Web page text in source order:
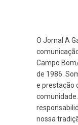
O Jornal A
Campo
de 1986.
e prestação
nossa